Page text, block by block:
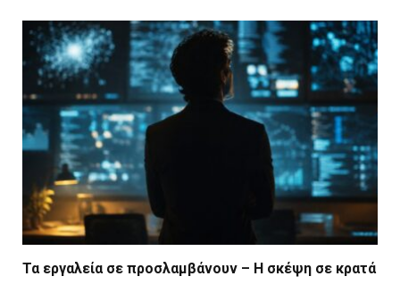
Τα εργαλεία σε προσλαμβάνουν – Η σκέψη σε κρατά